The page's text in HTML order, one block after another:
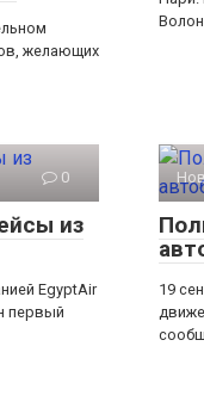
желающих
0
из
EgyptAir
первый
19